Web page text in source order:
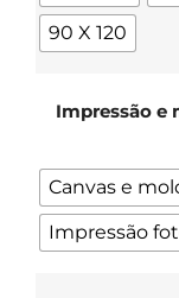
90 X 120
Impressão e
Canvas e
Impressão